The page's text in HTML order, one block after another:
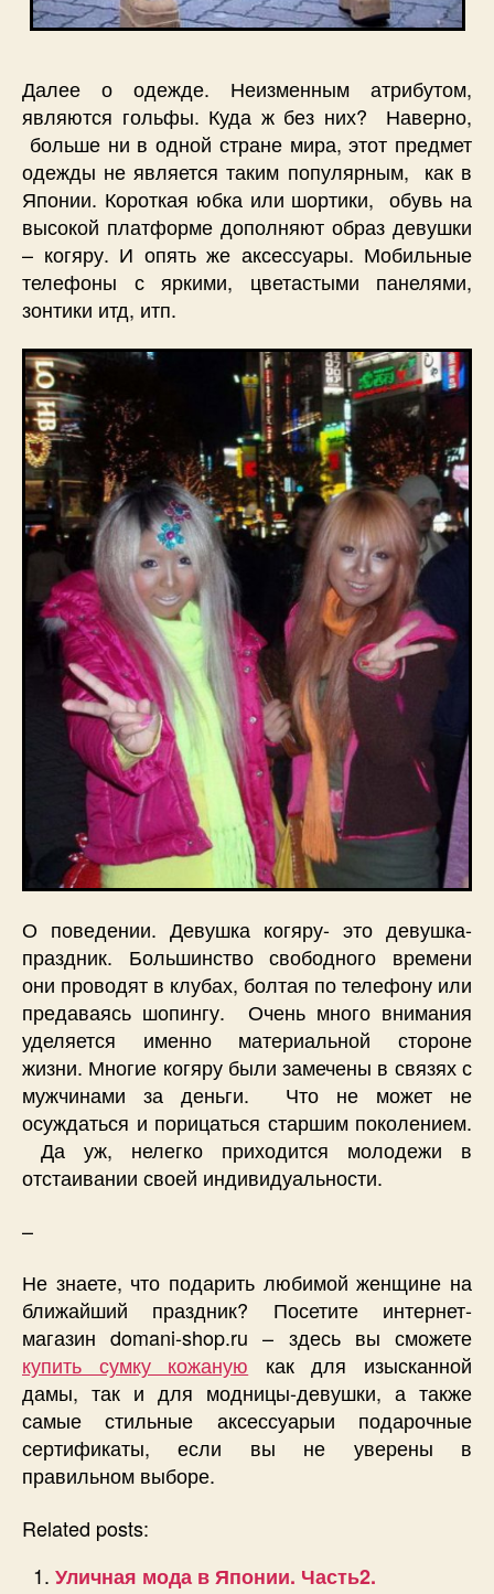
Далее о одежде. Неизменным атрибутом,
являются гольфы. Куда ж без них? Наверно,
больше ни в одной стране мира, этот предмет
одежды не является таким популярным, как в
Японии. Короткая юбка или шортики, обувь на
высокой платформе дополняют образ девушки
– когяру. И опять же аксессуары. Мобильные
телефоны с яркими, цветастыми панелями,
зонтики итд, итп.
О поведении. Девушка когяру- это девушка-
праздник. Большинство свободного времени
они проводят в клубах, болтая по телефону или
предаваясь шопингу. Очень много внимания
уделяется именно материальной стороне
жизни. Многие когяру были замечены в связях с
мужчинами за деньги. Что не может не
осуждаться и порицаться старшим поколением.
Да уж, нелегко приходится молодежи в
отстаивании своей индивидуальности.
–
Не знаете, что подарить любимой женщине на
ближайший праздник? Посетите интернет-
магазин domani-shop.ru – здесь вы сможете
купить сумку кожаную как для изысканной
дамы, так и для модницы-девушки, а также
самые стильные аксессуарыи подарочные
сертификаты, если вы не уверены в
правильном выборе.
Related posts:
Уличная мода в Японии. Часть2.